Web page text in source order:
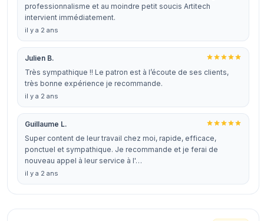
professionnalisme et au moindre petit soucis Artitech
intervient immédiatement.
il y a 2 ans
Julien B.
Très sympathique !! Le patron est à l’écoute de ses clients,
très bonne expérience je recommande.
il y a 2 ans
Guillaume L.
Super content de leur travail chez moi, rapide, efficace,
ponctuel et sympathique. Je recommande et je ferai de
nouveau appel à leur service à l'…
il y a 2 ans